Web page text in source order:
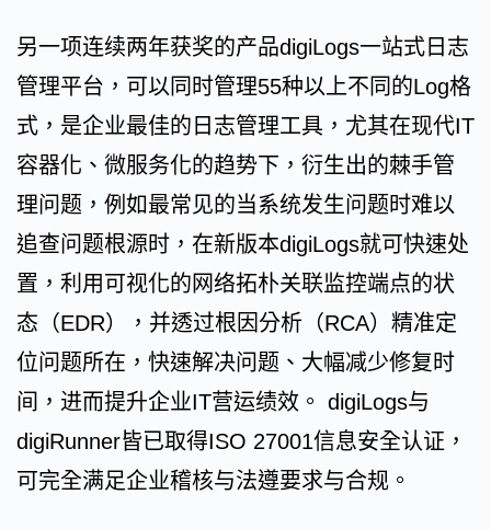
另一项连续两年获奖的产品digiLogs一站式日志
管理平台，可以同时管理55种以上不同的Log格
式，是企业最佳的日志管理工具，尤其在现代IT
容器化、微服务化的趋势下，衍生出的棘手管
理问题，例如最常见的当系统发生问题时难以
追查问题根源时，在新版本digiLogs就可快速处
置，利用可视化的网络拓朴关联监控端点的状
态（EDR），并透过根因分析（RCA）精准定
位问题所在，快速解决问题、大幅减少修复时
间，进而提升企业IT营运绩效。 digiLogs与
digiRunner皆已取得ISO 27001信息安全认证，
可完全满足企业稽核与法遵要求与合规。